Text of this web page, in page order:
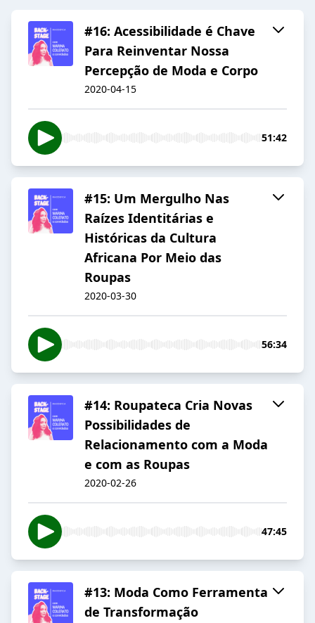
#16: Acessibilidade é Chave
Para Reinventar Nossa
Percepção de Moda e Corpo
2020-04-15
51:42
#15: Um Mergulho Nas
Raízes Identitárias e
Históricas da Cultura
Africana Por Meio das
Roupas
2020-03-30
56:34
#14: Roupateca Cria Novas
Possibilidades de
Relacionamento com a Moda
e com as Roupas
2020-02-26
47:45
#13: Moda Como Ferramenta
de Transformação